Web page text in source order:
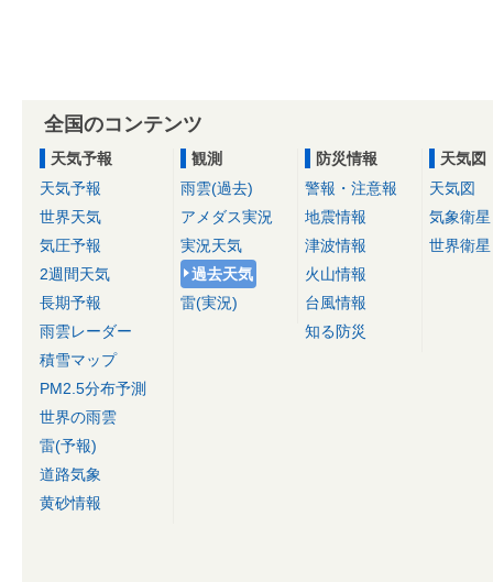
全国のコンテンツ
天気予報
天気予報
世界天気
気圧予報
2週間天気
長期予報
雨雲レーダー
積雪マップ
PM2.5分布予測
世界の雨雲
雷(予報)
道路気象
黄砂情報
観測
雨雲(過去)
アメダス実況
実況天気
過去天気
雷(実況)
防災情報
警報・注意報
地震情報
津波情報
火山情報
台風情報
知る防災
天気図
天気図
気象衛星
世界衛星